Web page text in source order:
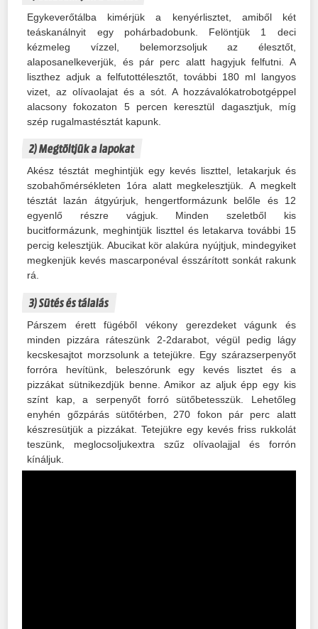
Egykeverőtálba kimérjük a kenyérlisztet, amiből két
teáskanálnyit egy pohárbadobunk. Felöntjük 1 deci
kézmeleg vízzel, belemorzsoljuk az élesztőt,
alaposanelkeverjük, és pár perc alatt hagyjuk felfutni. A
liszthez adjuk a felfutottélesztőt, további 180 ml langyos
vizet, az olívaolajat és a sót. A hozzávalókatrobotgéppel
alacsony fokozaton 5 percen keresztül dagasztjuk, míg
szép rugalmastésztát kapunk.
2) Megtöltjük a lapokat
Akész tésztát meghintjük egy kevés liszttel, letakarjuk és
szobahőmérsékleten 1óra alatt megkelesztjük. A megkelt
tésztát lazán átgyúrjuk, hengertformázunk belőle és 12
egyenlő részre vágjuk. Minden szeletből kis
bucitformázunk, meghintjük liszttel és letakarva további 15
percig kelesztjük. Abucikat kör alakúra nyújtjuk, mindegyiket
megkenjük kevés mascarponéval ésszárított sonkát rakunk
rá.
3) Sütés és tálalás
Párszem érett fügéből vékony gerezdeket vágunk és
minden pizzára ráteszünk 2-2darabot, végül pedig lágy
kecskesajtot morzsolunk a tetejükre. Egy szárazserpenyőt
forróra hevítünk, beleszórunk egy kevés lisztet és a
pizzákat sütnikezdjük benne. Amikor az aljuk épp egy kis
színt kap, a serpenyőt forró sütőbetesszük. Lehetőleg
enyhén gőzpárás sütőtérben, 270 fokon pár perc alatt
készresütjük a pizzákat. Tetejükre egy kevés friss rukkolát
teszünk, meglocsoljukextra szűz olívaolajjal és forrón
kínáljuk.